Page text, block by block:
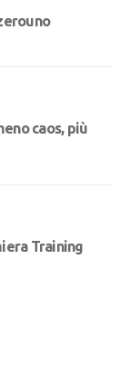
caos, più
Training